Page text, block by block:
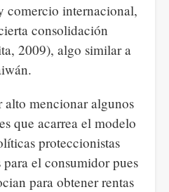
comercio internacional,
consolidación
2009), algo similar a
alto mencionar algunos
que acarrea el modelo
proteccionistas
el consumidor pues
para obtener rentas